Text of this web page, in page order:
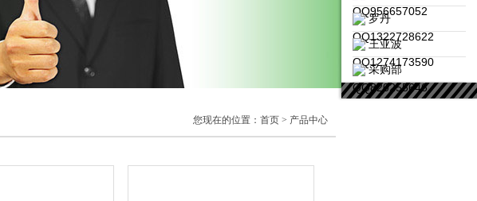
您现在的位置： 首页 > 产品中心
QQ956657052
罗丹
QQ1322728622
王亚波
QQ1274173590
采购部
QQ820255646